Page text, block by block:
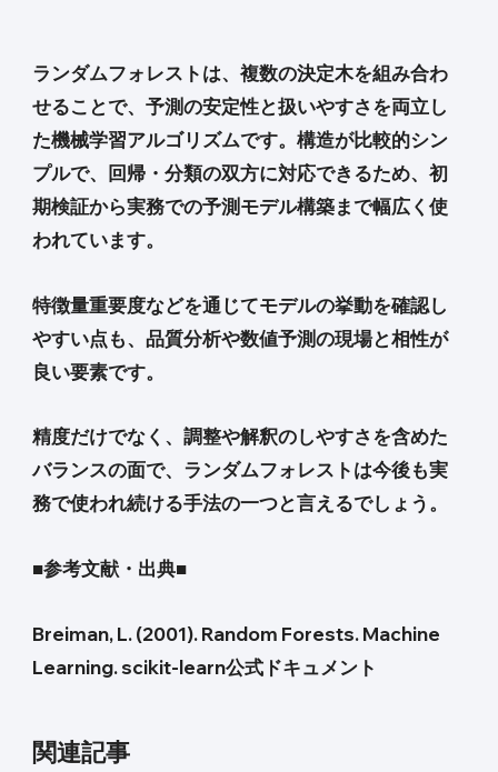
ランダムフォレストは、複数の決定木を組み合わ
せることで、予測の安定性と扱いやすさを両立し
た機械学習アルゴリズムです。構造が比較的シン
プルで、回帰・分類の双方に対応できるため、初
期検証から実務での予測モデル構築まで幅広く使
われています。
特徴量重要度などを通じてモデルの挙動を確認し
やすい点も、品質分析や数値予測の現場と相性が
良い要素です。
精度だけでなく、調整や解釈のしやすさを含めた
バランスの面で、ランダムフォレストは今後も実
務で使われ続ける手法の一つと言えるでしょう。
■参考文献・出典■
Breiman, L. (2001). Random Forests. Machine
Learning. scikit-learn公式ドキュメント
関連記事